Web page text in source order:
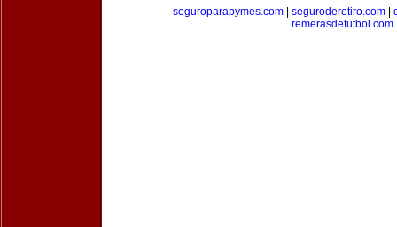
seguroparapymes.com| seguroderetiro.com|
remerasdefutbol.com